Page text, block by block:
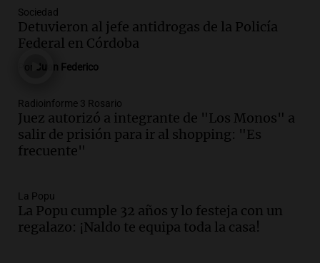
Audio.
centro de esquí Penitentes Park tras
siete años de cierre por falta de nieve
Episodios
Audio.Madres en Rosario piden por la
ley Joaquín.
Viva la Radio Rosario
Episodios
de hacienda: “Las tecnologías no
reemplazan el contacto con la gente”
La Argentina, hoy
Sociedad
Detuvieron al jefe antidrogas de la Policía
Federal en Córdoba
Juan Federico
Radioinforme 3 Rosario
Juez autorizó a integrante de "Los Monos" a
salir de prisión para ir al shopping: "Es
frecuente"
La Popu
La Popu cumple 32 años y lo festeja con un
regalazo: ¡Naldo te equipa toda la casa!